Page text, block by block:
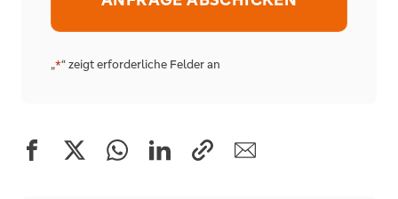
„*“ zeigt erforderliche Felder an
Alternative: